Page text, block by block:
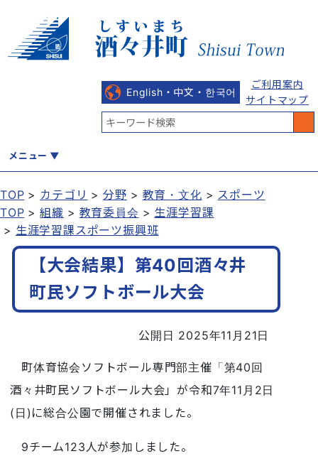
English・中文・한국어
ご利用案内
サイトマップ
メニュー
くらし 健康・福祉 教育・文化 観光・魅力
行政 まちづくり
TOP カテゴリ 分野 教育・文化
スポーツ
TOP
組織 教育委員会
生涯学習課
生涯学習課スポーツ振興班
【大会結果】第40回酒々井
町民ソフトボール大会
公開日 2025年11月21日
町体育協会ソフトボール専門部主催「第40回
酒々井町民ソフトボール大会」が令和7年11月2日
(日)に総合公園で開催されました。
9チーム123人が参加しました。